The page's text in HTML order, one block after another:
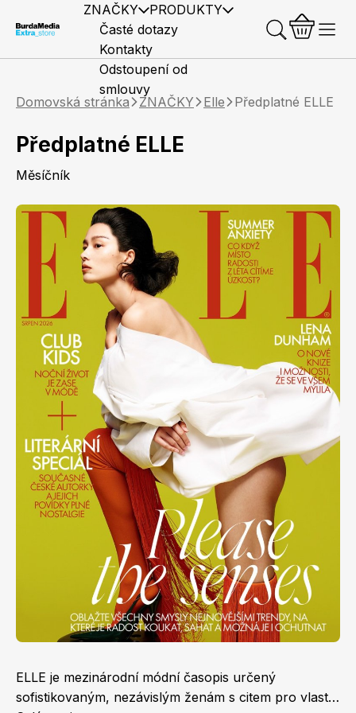
ZNAČKY PRODUKTY
Marianne
Apetit
Svět ženy
Elle Decoration
Marianne Bydlení
Marianne Venkov & styl
Předplatné časopisů
Knihy Merch
Časté dotazy
Kontakty
Odstoupení od
smlouvy
Domovská stránka
ZNAČKY Elle Předplatné ELLE
Předplatné ELLE
Měsíčník
ELLE je mezinárodní módní časopis určený
sofistikovaným, nezávislým ženám s citem pro vlastní